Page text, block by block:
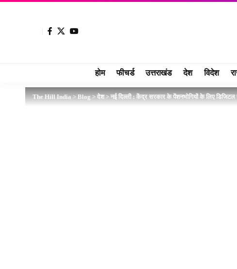
होम फीचर्ड उत्तराखंड देश विदेश
The Hill India>Blog>देश>नई दिल्ली : केंद्र सरकार के पेंशनभोगियों के लिए डिजिटल